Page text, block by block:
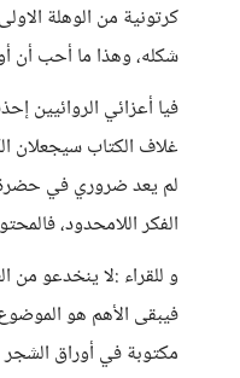
كرتونية من الوهلة
شكله، وهذا ما أحب أن
فيا أعزائي الروائيين
غلاف الكتاب سيجعلان
لم يعد ضروري في حضرة
الفكر اللامحدود،
و للقراء :لا ينخدعو من
فيبقى الأهم هو
مكتوبة في أوراق الشجر